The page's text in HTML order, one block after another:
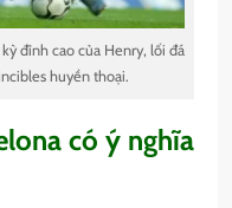
đỉnh cao của Henry, lối đá
huyền thoại.
có ý nghĩa